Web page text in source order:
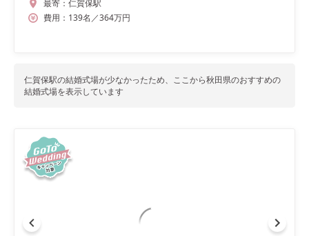
最寄： 仁賀保駅
費用： 139名 ／364万円
仁賀保駅の結婚式場が少なかったため、ここから秋田県のおすすめの
結婚式場を表示しています